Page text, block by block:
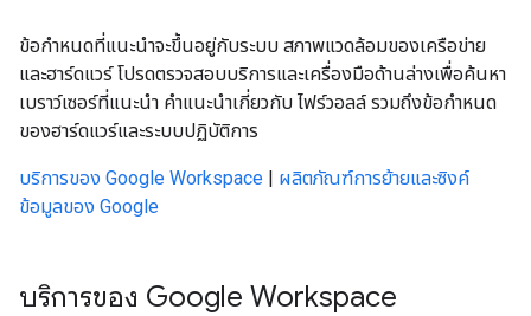
ข้อกําหนดที่แนะนําจะขึ้นอยู่กับระบบ สภาพแวดล้อมของเครือข่าย
และฮาร์ดแวร์ โปรดตรวจสอบบริการและเครื่องมือด้านล่างเพื่อค้นหา
เบราว์เซอร์ที่แนะนํา คําแนะนําเกี่ยวกับ ไฟร์วอลล์ รวมถึงข้อกําหนด
ของฮาร์ดแวร์และระบบปฏิบัติการ
บริการของ Google Workspace | ผลิตภัณฑ์การย้ายและซิงค์
ข้อมูลของ Google
บริการของ Google Workspace